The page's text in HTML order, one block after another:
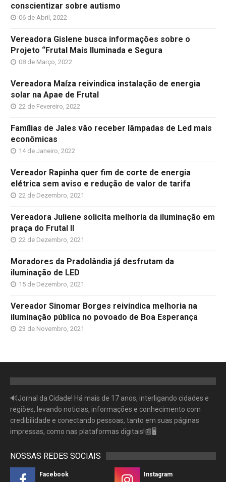
conscientizar sobre autismo
06 de Abril, 2022
Vereadora Gislene busca informações sobre o
Projeto “Frutal Mais Iluminada e Segura
08 de Março, 2022
Vereadora Maíza reivindica instalação de energia
solar na Apae de Frutal
22 de Fevereiro, 2022
Famílias de Jales vão receber lâmpadas de Led mais
econômicas
14 de Janeiro, 2022
Vereador Rapinha quer fim de corte de energia
elétrica sem aviso e redução de valor de tarifa
22 de Dezembro, 2021
Vereadora Juliene solicita melhoria da iluminação em
praça do Frutal II
22 de Dezembro, 2021
Moradores da Pradolândia já desfrutam da
iluminação de LED
15 de Dezembro, 2021
Vereador Sinomar Borges reivindica melhoria na
iluminação pública no povoado de Boa Esperança
23 de Novembro, 2021
🔊Jornal da Cidade! Há mais de 17 anos, interligando cidades e
regiões, levando noticias, informações e conhecimento com
credibilidade e conectando pessoas, tanto em suas páginas
impressas, como nas plataformas digitais!📰🖥
NOSSAS REDES SOCIAIS
Facebook Instagram